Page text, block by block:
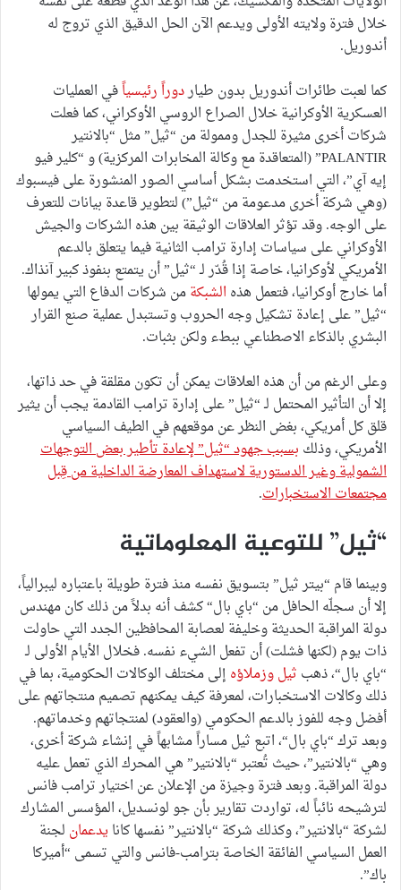
خلال فترة ولايته الأولى ويدعم الآن الحل الدقيق الذي تروج له
أندوريل.
كما لعبت طائرات أندوريل بدون طياردوراً رئيسياًفي العمليات
العسكرية الأوكرانية خلال الصراع الروسي الأوكراني، كما فعلت
شركات أخرى مثيرة للجدل وممولة من “ثيل” مثل “بالانتير
PALANTIR” (المتعاقدة مع وكالة المخابرات المركزية) و “كلير فيو
إيه آي”، التي استخدمت بشكل أساسي الصور المنشورة على فيسبوك
(وهي شركة أخرى مدعومة من “ثيل”) لتطوير قاعدة بيانات للتعرف
على الوجه. وقد تؤثر العلاقات الوثيقة بين هذه الشركات والجيش
الأوكراني على سياسات إدارة ترامب الثانية فيما يتعلق بالدعم
الأمريكي لأوكرانيا، خاصة إذا قُدّر لـ “ثيل” أن يتمتع بنفوذ كبير آنذاك.
أما خارج أوكرانيا، فتعمل هذه الشبكةمن شركات الدفاع التي يمولها
“ثيل” على إعادة تشكيل وجه الحروب وتستبدل عملية صنع القرار
البشري بالذكاء الاصطناعي ببطء ولكن بثبات.
وعلى الرغم من أن هذه العلاقات يمكن أن تكون مقلقة في حد ذاتها،
إلا أن التأثير المحتمل لـ “ثيل” على إدارة ترامب القادمة يجب أن يثير
قلق كل أمريكي، بغض النظر عن موقعهم في الطيف السياسي
الأمريكي، وذلك بسبب جهود “ثيل” لإعادة تأطير بعض التوجهات
الشمولية وغير الدستورية لاستهداف المعارضة الداخلية من قِبل
مجتمعات الاستخبارات.
“ثيل” للتوعية المعلوماتية
وبينما قام “بيتر ثيل” بتسويق نفسه منذ فترة طويلة باعتباره ليبرالياً،
إلا أن سجلّه الحافل من “باي بال“ كشف أنه بدلاً من ذلك كان مهندس
دولة المراقبة الحديثة وخليفة لعصابة المحافظين الجدد التي حاولت
ذات يوم (لكنها فشلت) أن تفعل الشيء نفسه. فخلال الأيام الأولى لـ
“باي بال“، ذهب ثيل وزملاؤه إلى مختلف الوكالات الحكومية، بما في
ذلك وكالات الاستخبارات، لمعرفة كيف يمكنهم تصميم منتجاتهم على
أفضل وجه للفوز بالدعم الحكومي (والعقود) لمنتجاتهم وخدماتهم.
وبعد ترك “باي بال“، اتبع ثيل مساراً مشابهاً في إنشاء شركة أخرى،
وهي “بالانتير”، حيث تُعتبر “بالانتير” هي المحرك الذي تعمل عليه
دولة المراقبة. وبعد فترة وجيزة من الإعلان عن اختيار ترامب فانس
لترشيحه نائباً له، تواردت تقارير بأن جو لونسديل، المؤسس المشارك
لشركة “بالانتير”، وكذلك شركة “بالانتير” نفسها كانايدعمان لجنة
العمل السياسي الفائقة الخاصة بترامب-فانس والتي تسمى “أميركا
باك”.